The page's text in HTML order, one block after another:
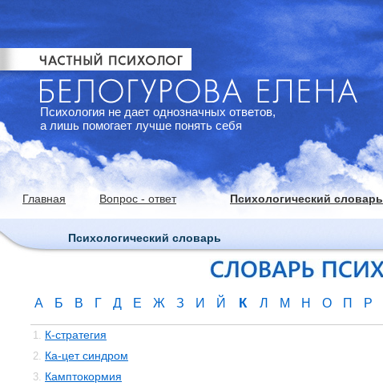
Психология не дает однозначных ответов,
а лишь помогает лучше понять себя
Главная Вопрос - ответ Психологический словарь
Психологический словарь
А Б В Г Д Е Ж З И Й К Л М Н О П Р
1. К-стратегия
2. Ка-цет синдром
3. Камптокормия